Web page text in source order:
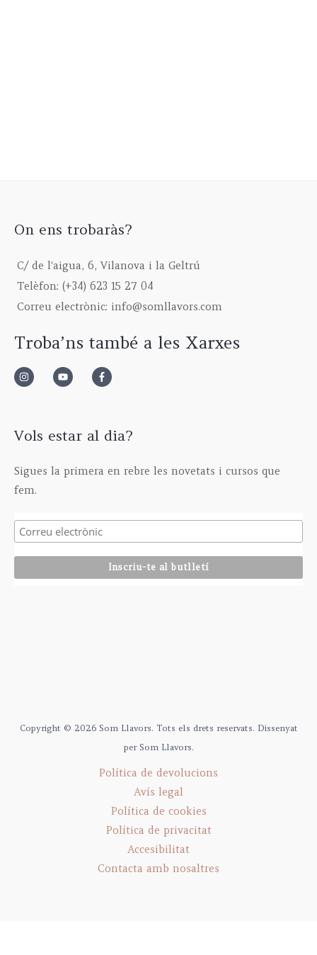
On ens trobaràs?
C/ de l'aigua, 6, Vilanova i la Geltrú
Telèfon: (+34) 623 15 27 04
Correu electrònic: info@somllavors.com
Troba’ns també a les Xarxes
Vols estar al dia?
Sigues la primera en rebre les novetats i cursos que
fem.
Copyright © 2026 Som Llavors. Tots els drets reservats. Dissenyat
per Som Llavors.
Política de devolucions
Avís legal
Política de cookies
Política de privacitat
Accesibilitat
Contacta amb nosaltres